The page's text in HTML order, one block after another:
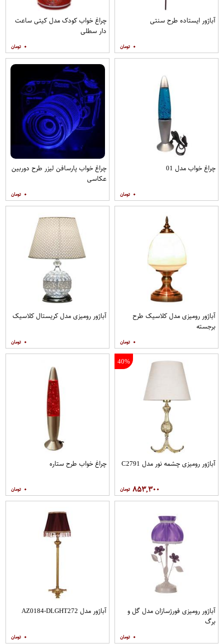
آباژور ایستاده طرح سنتی
۰
چراغ خواب کودک مدل کیتی ساعت
دار سطلی
۰
چراغ خواب مدل 01
۰
چراغ خواب پارسافن لیزر طرح دوربین
عکاسی
۰
آباژور رومیزی مدل کلاسیک طرح
برجسته
۰
آباژور رومیزی مدل کریستال کلاسیک
۰
40%
آباژور رومیزی چشمه نور مدل C2791
۸۵۳,۳۰۰
چراغ خواب طرح ستاره
۰
آباژور رومیزی فورژسازان مدل گل و
برگ
۰
آباژور مدل AZ0184-DLGHT272
۰